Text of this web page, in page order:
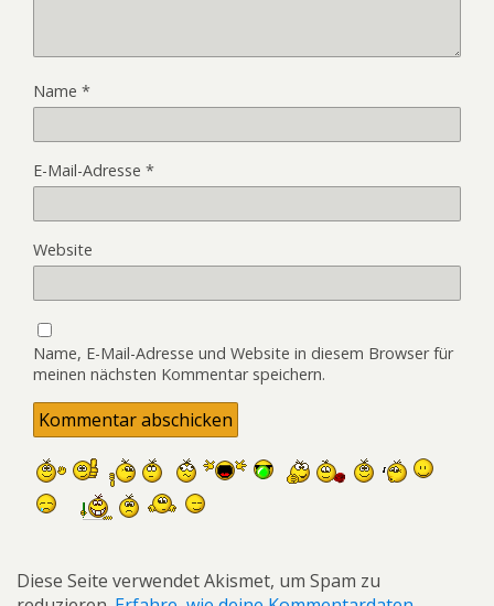
Name *
E-Mail-Adresse *
Website
Name, E-Mail-Adresse und Website in diesem Browser für
meinen nächsten Kommentar speichern.
Diese Seite verwendet Akismet, um Spam zu